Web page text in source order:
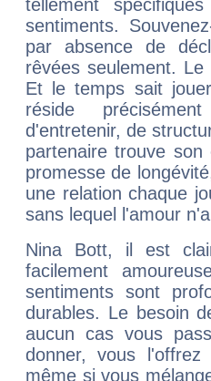
tellement
sentiments.
par absence de
rêvées seulement.
Et le temps sait
réside
d'entretenir, de
partenaire trouve
promesse de
une relation chaque
sans lequel l'amour
Nina Bott, il est
facilement
sentiments sont
durables. Le besoin
aucun cas vous
donner, vous
même si vous